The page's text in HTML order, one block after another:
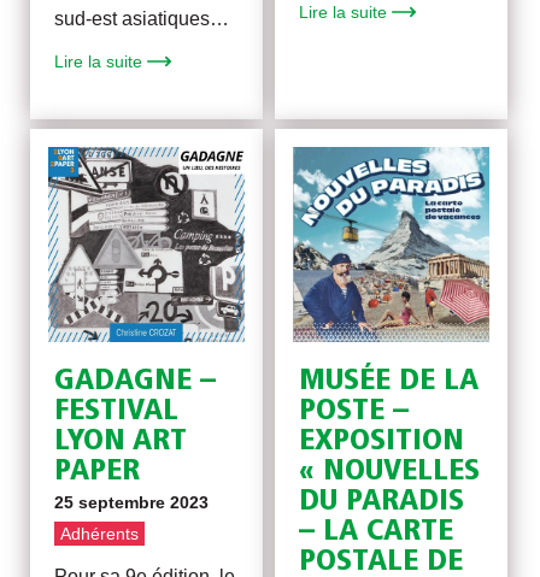
sud-est asiatiques…
Lire la suite
Lire la suite
GADAGNE –
FESTIVAL
LYON ART
PAPER
25 septembre 2023
Adhérents
MUSÉE DE LA
POSTE –
EXPOSITION
« NOUVELLES
DU PARADIS
– LA CARTE
POSTALE DE